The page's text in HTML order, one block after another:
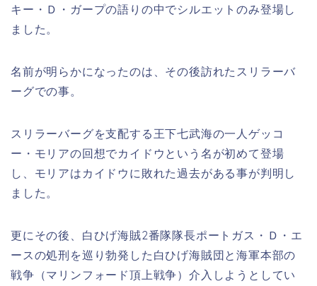
キー・Ｄ・ガープの語りの中でシルエットのみ登場し
ました。
名前が明らかになったのは、その後訪れたスリラーバ
ーグでの事。
スリラーバーグを支配する王下七武海の一人ゲッコ
ー・モリアの回想でカイドウという名が初めて登場
し、モリアはカイドウに敗れた過去がある事が判明し
ました。
更にその後、白ひげ海賊2番隊隊長ポートガス・Ｄ・エ
ースの処刑を巡り勃発した白ひげ海賊団と海軍本部の
戦争（マリンフォード頂上戦争）介入しようとしてい